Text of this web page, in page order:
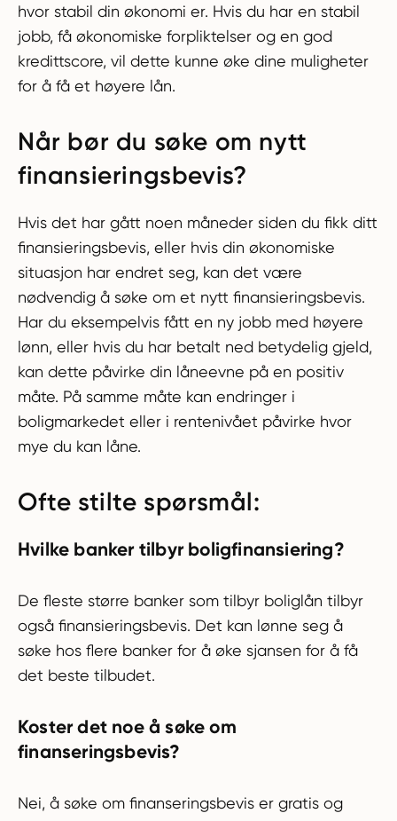
hvor stabil din økonomi er. Hvis du har en stabil
jobb, få økonomiske forpliktelser og en god
kredittscore, vil dette kunne øke dine muligheter
for å få et høyere lån.
Når bør du søke om nytt
finansieringsbevis?
Hvis det har gått noen måneder siden du fikk ditt
finansieringsbevis, eller hvis din økonomiske
situasjon har endret seg, kan det være
nødvendig å søke om et nytt finansieringsbevis.
Har du eksempelvis fått en ny jobb med høyere
lønn, eller hvis du har betalt ned betydelig gjeld,
kan dette påvirke din låneevne på en positiv
måte. På samme måte kan endringer i
boligmarkedet eller i rentenivået påvirke hvor
mye du kan låne.
Ofte stilte spørsmål:
Hvilke banker tilbyr boligfinansiering?
De fleste større banker som tilbyr boliglån tilbyr
også finansieringsbevis. Det kan lønne seg å
søke hos flere banker for å øke sjansen for å få
det beste tilbudet.
Koster det noe å søke om
finanseringsbevis?
Nei, å søke om finanseringsbevis er gratis og